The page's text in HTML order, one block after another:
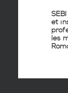
et
les